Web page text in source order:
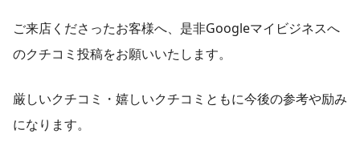
ご来店くださったお客様へ、是非Googleマイビジネスへ
のクチコミ投稿をお願いいたします。
厳しいクチコミ・嬉しいクチコミともに今後の参考や励み
になります。